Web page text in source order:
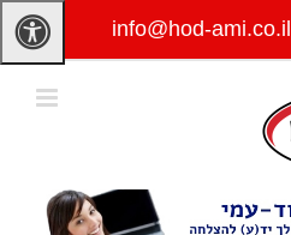
info@hod-ami.co.il